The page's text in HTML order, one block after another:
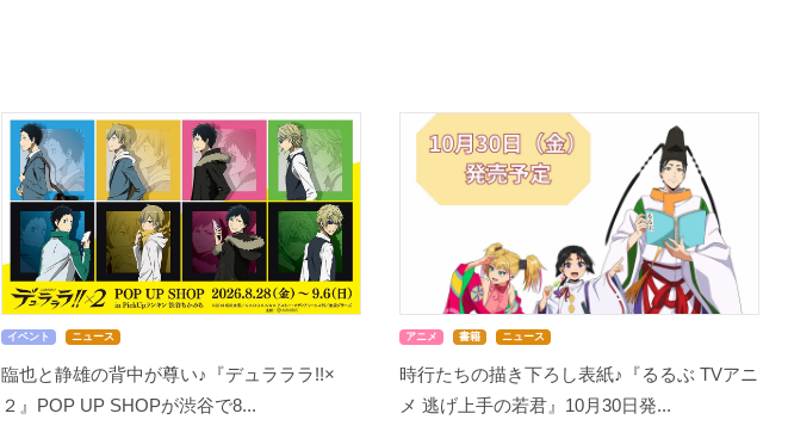
イベント ニュース
臨也と静雄の背中が尊い♪『デュラララ!!×
２』POP UP SHOPが渋谷で8...
アニメ 書籍 ニュース
時行たちの描き下ろし表紙♪『るるぶ TVアニ
メ 逃げ上手の若君』10月30日発...